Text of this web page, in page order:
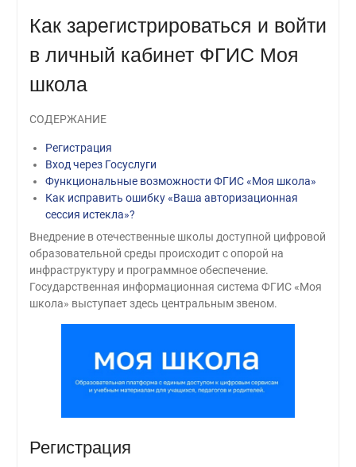
Как зарегистрироваться и войти
в личный кабинет ФГИС Моя
школа
СОДЕРЖАНИЕ
Регистрация
Вход через Госуслуги
Функциональные возможности ФГИС «Моя школа»
Как исправить ошибку «Ваша авторизационная
сессия истекла»?
Внедрение в отечественные школы доступной цифровой
образовательной среды происходит с опорой на
инфраструктуру и программное обеспечение.
Государственная информационная система ФГИС «Моя
школа» выступает здесь центральным звеном.
Регистрация